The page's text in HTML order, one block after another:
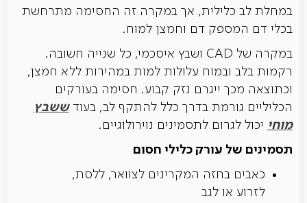
במחלת לב כלילית, אך במקרה זה החסימה מתרחשת
בכלי דם המספק דם וחמצן למוח.
במקרה של CAD ושבץ איסכמי, כל שנייה חשובה.
רקמות בלב ובמוח עלולות למות במהירות ללא חמצן,
וכתוצאה מכך ייגרם נזק קבוע. חסימה בעורקים
הכליליים גורמת בדרך כלל להתקף לב, בעודששבץ
מוחי יכול לגרום לתסמינים נוירולוגיים.
תסמינים של עורק כלילי חסום
כאבים בחזה המקרינים לצוואר, ללסת,
לזרוע או לגב